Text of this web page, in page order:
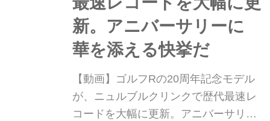
新。アニバーサリーに
華を添える快挙だ
【動画】ゴルフRの20周年記念モデル
が、ニュルブルクリンクで歴代最速レ
コードを大幅に更新。アニバーサリー